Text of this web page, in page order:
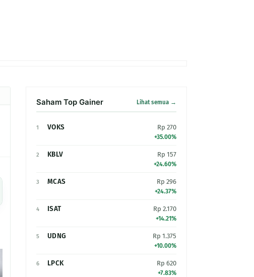
Saham Top Gainer Lihat semua →
1 VOKS Rp 270
+35.00%
2 KBLV Rp 157
+24.60%
3 MCAS Rp 296
+24.37%
4 ISAT Rp 2.170
+14.21%
5 UDNG Rp 1.375
+10.00%
6 LPCK Rp 620
+7.83%